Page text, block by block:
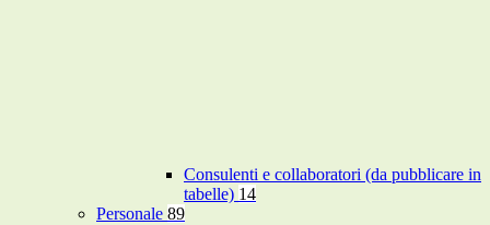
Consulenti e collaboratori (da pubblicare in
tabelle) 14
Personale 89